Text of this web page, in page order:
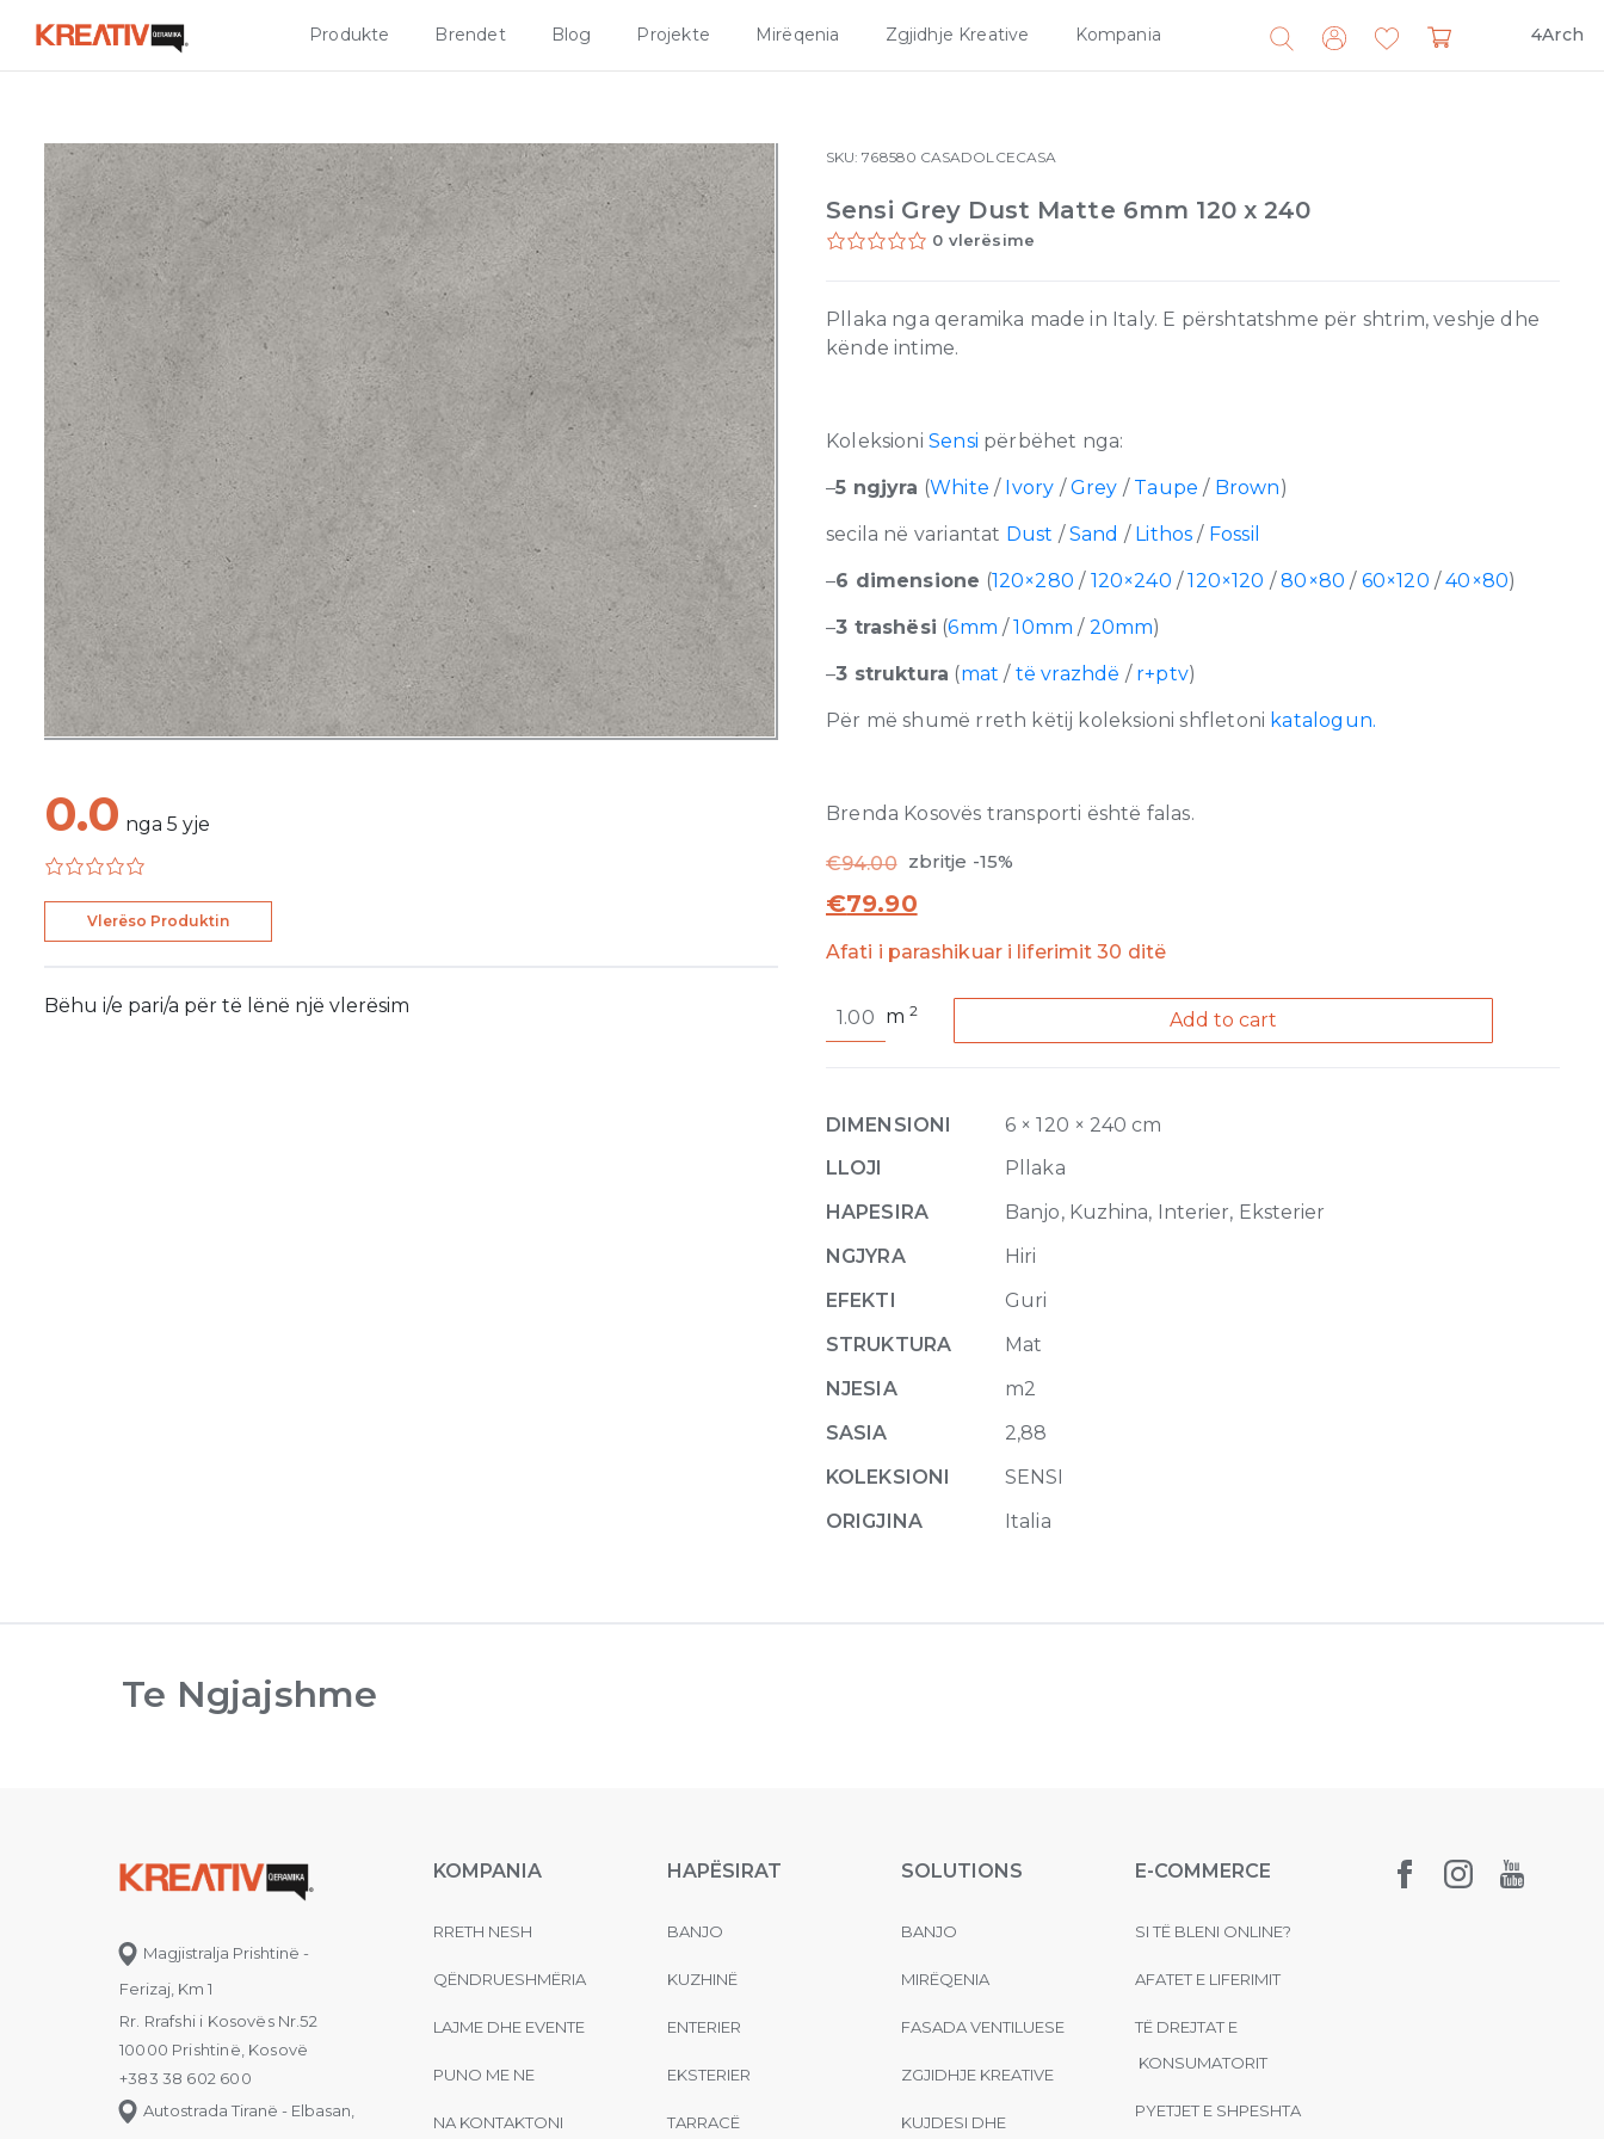
Produkte Brendet Blog Projekte Mirëqenia Zgjidhje Kreative Kompania 4Arch
Search
for:
0.0 nga 5 yje
Vlerëso Produktin
Bëhu i/e pari/a për të lënë një vlerësim
SKU:768580 CASADOLCECASA
Sensi Grey Dust Matte 6mm 120 x 240
0 vlerësime
Pllaka nga qeramika made in Italy. E përshtatshme për shtrim, veshje dhe
kënde intime.
Koleksioni Sensi përbëhet nga:
–5 ngjyra (White / Ivory /Grey / Taupe / Brown)
secila në variantat Dust /Sand / Lithos / Fossil
–6 dimensione (120×280 / 120×240 /120×120 /80×80 / 60×120 /40×80)
–3 trashësi (6mm /10mm / 20mm)
–3 struktura (mat/ të vrazhdë / r+ptv)
Për më shumë rreth këtij koleksioni shfletoni katalogun.
Brenda Kosovës transporti është falas.
€94.00 zbritje -15%
€79.90
Afati i parashikuar i liferimit 30 ditë
Grey
120
x
quantity
m2 Add to cart
DIMENSIONI
6 × 120 × 240 cm
LLOJI
Pllaka
HAPESIRA
Banjo, Kuzhina, Interier, Eksterier
NGJYRA
Hiri
EFEKTI
Guri
STRUKTURA
Mat
NJESIA
m2
SASIA
2,88
KOLEKSIONI
SENSI
ORIGJINA
Italia
Te Ngjajshme
Magjistralja Prishtinë -
Ferizaj, Km 1
Rr. Rrafshi i Kosovës Nr.52
10000 Prishtinë, Kosovë
+383 38 602 600
Autostrada Tiranë - Elbasan,
KOMPANIA
RRETH NESH
QËNDRUESHMËRIA
LAJME DHE EVENTE
PUNO ME NE
NA KONTAKTONI
HAPËSIRAT
BANJO
KUZHINË
ENTERIER
EKSTERIER
TARRACË
SOLUTIONS
BANJO
MIRËQENIA
FASADA VENTILUESE
ZGJIDHJE KREATIVE
KUJDESI DHE
E-COMMERCE
SI TË BLENI ONLINE?
AFATET E LIFERIMIT
TË DREJTAT E
KONSUMATORIT
PYETJET E SHPESHTA